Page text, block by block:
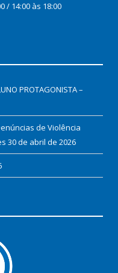
/ 14:00 às 18:00
PROTAGONISTA –
de Violência
30 de abril de 2026